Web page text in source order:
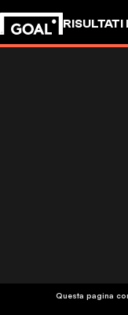
RISULTATI
Questa pagina